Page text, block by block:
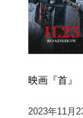
映画『首』
2023年11月